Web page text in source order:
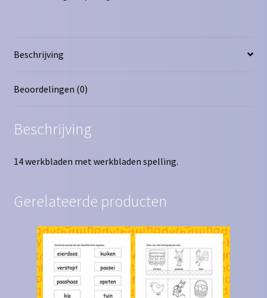
Beschrijving
Beoordelingen (0)
Beschrijving
14 werkbladen met werkbladen spelling.
Gerelateerde producten